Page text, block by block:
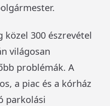
közel 300 észrevétel
világosan
problémák. A
a piac és a kórház
parkolási